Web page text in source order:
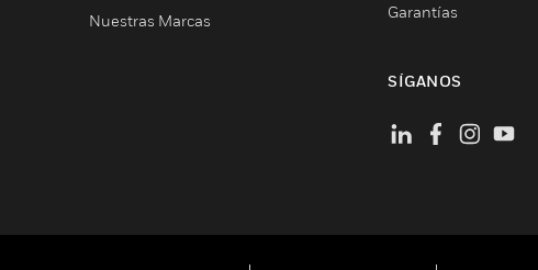
Nuestras Marcas
Garantías
SÍGANOS